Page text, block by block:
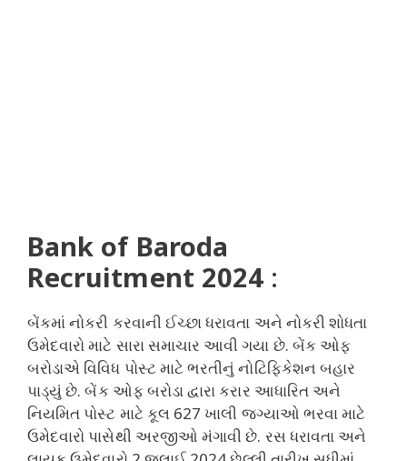
Bank of Baroda
Recruitment 2024 :
બેંકમાં નોકરી કરવાની ઈચ્છા ધરાવતા અને નોકરી શોધતા
ઉમેદવારો માટે સારા સમાચાર આવી ગયા છે. બેંક ઓફ
બરોડાએ વિવિધ પોસ્ટ માટે ભરતીનું નોટિફિકેશન બહાર
પાડ્યું છે. બેંક ઓફ બરોડા દ્વારા કરાર આધારિત અને
નિયમિત પોસ્ટ માટે કૂલ 627 ખાલી જગ્યાઓ ભરવા માટે
ઉમેદવારો પાસેથી અરજીઓ મંગાવી છે. રસ ધરાવતા અને